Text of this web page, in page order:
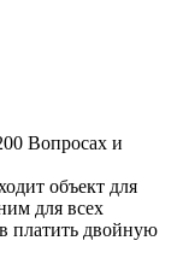
Вопросах и
объект для
для всех
платить двойную